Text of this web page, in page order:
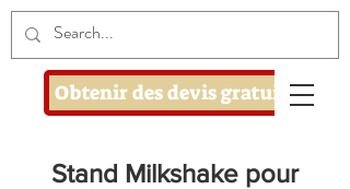
Obtenir des devis gratuits
Stand Milkshake pour